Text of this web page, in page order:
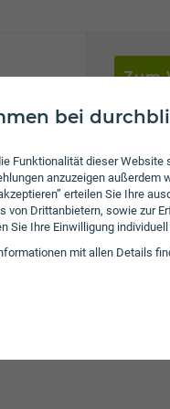
bei
Funktionalität dieser
anzuzeigen außerdem
erteilen Sie Ihre
von Drittanbietern, sowie zur
Sie Ihre Einwilligung
mit allen Details
senken.
Zum
Dom- und
hat eine Baufläche
St. Andrä 1951
dem Pro-Kopf-
Die Schulden der
von St.
auf 2006: von 10,7 Tsd.
einladen. Der